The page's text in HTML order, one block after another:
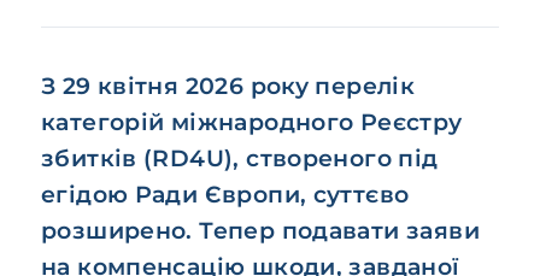
З 29 квітня 2026 року перелік
категорій міжнародного Реєстру
збитків (RD4U), створеного під
егідою Ради Європи, суттєво
розширено. Тепер подавати заяви
на компенсацію шкоди, завданої